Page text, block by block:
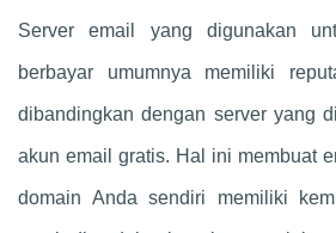
Server email yang digunakan
berbayar umumnya memiliki
dibandingkan dengan server yang
akun email gratis. Hal ini membuat
domain Anda sendiri memiliki